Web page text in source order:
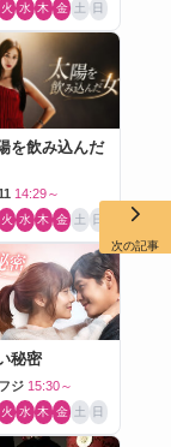
火 水 木 金 土 日
を飲み込んだ
14:29～
火 水 木 金 土 日
秘密
ジ 15:30～
火 水 木 金 土 日
次の記事